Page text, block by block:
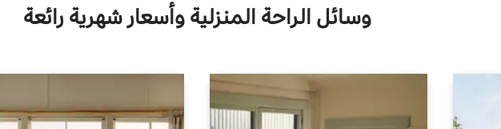
وسائل الراحة المنزلية وأسعار شهرية رائعة